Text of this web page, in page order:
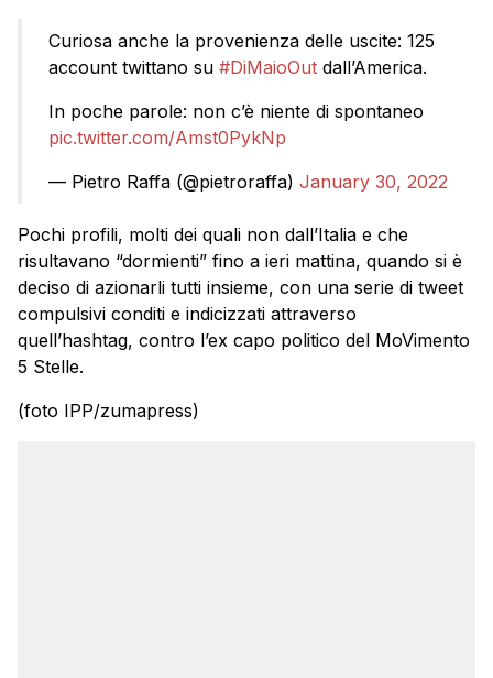
Curiosa anche la provenienza delle uscite: 125
account twittano su #DiMaioOut dall’America.
In poche parole: non c’è niente di spontaneo
pic.twitter.com/Amst0PykNp
— Pietro Raffa (@pietroraffa) January 30, 2022
Pochi profili, molti dei quali non dall’Italia e che
risultavano “dormienti” fino a ieri mattina, quando si è
deciso di azionarli tutti insieme, con una serie di tweet
compulsivi conditi e indicizzati attraverso
quell’hashtag, contro l’ex capo politico del MoVimento
5 Stelle.
(foto IPP/zumapress)